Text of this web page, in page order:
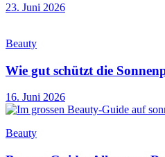
23. Juni 2026
Beauty
Wie gut schützt die
16. Juni 2026
Beauty